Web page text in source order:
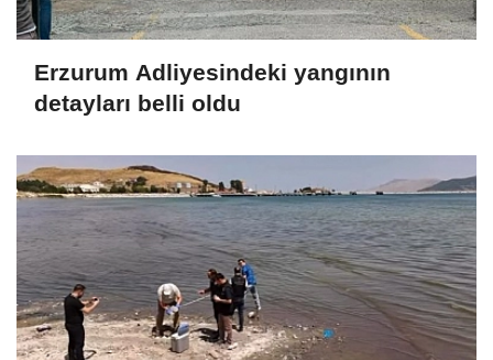
Erzurum Adliyesindeki yangının
detayları belli oldu